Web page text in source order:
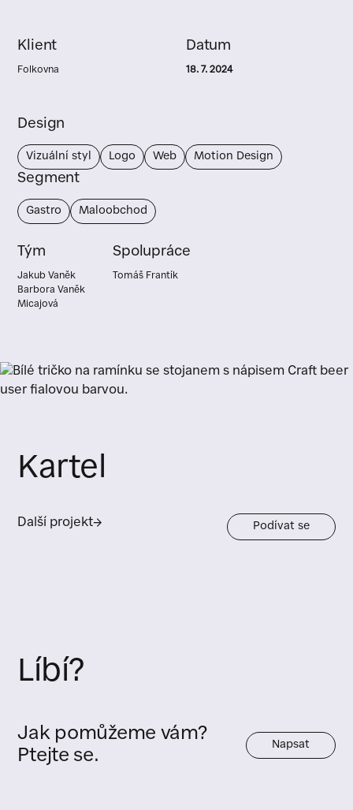
Klient
Folkovna
Datum
18. 7. 2024
Design
Vizuální styl Logo Web Motion Design
Segment
Gastro Maloobchod
Tým
Jakub Vaněk
Barbora Vaněk
Micajová
Spolupráce
Tomáš Frantík
Kartel
Další projekt→ Podívat se
Líbí?
Jak pomůžeme vám?
Ptejte se.
Napsat